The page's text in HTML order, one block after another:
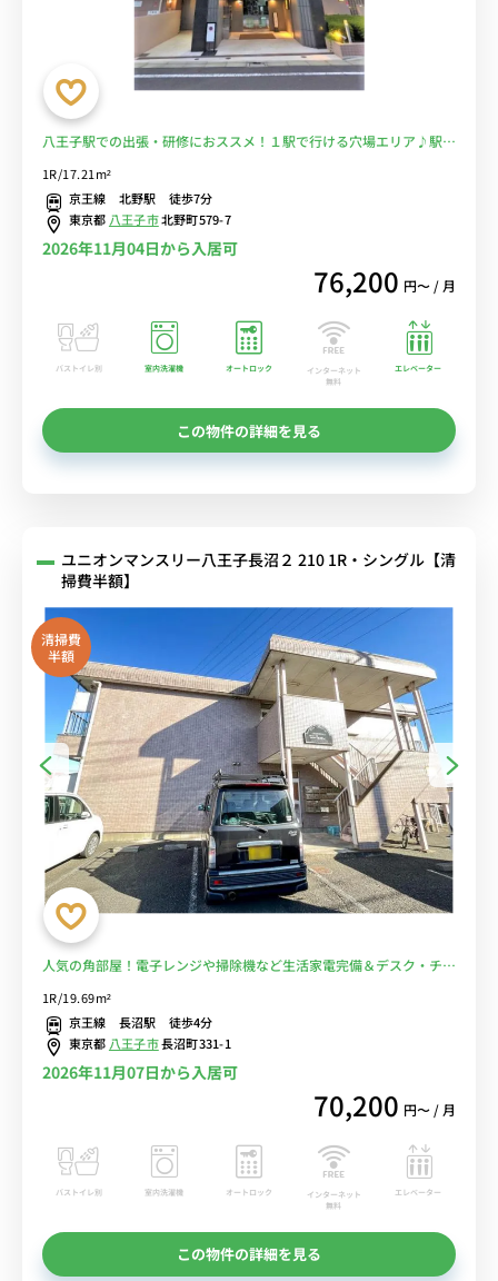
八王子駅での出張・研修におススメ！１駅で行ける穴場エリア♪駅前
1R/17.21m²
京王線 北野駅 徒歩7分
東京都 八王子市北野町579-7
2026年11月04日から入居可
76,200 円〜 / 月
バストイレ別 室内洗濯機 オートロック
インターネット
無料
エレベーター
この物件の詳細を見る
ユニオンマンスリー八王子長沼２ 210 1R・シングル【清
掃費半額】
清掃費
半額
人気の角部屋！電子レンジや掃除機など生活家電完備＆デスク・チェ
アクセス■選べるWi-Fi格安レンタル中！
1R/19.69m²
京王線 長沼駅 徒歩4分
東京都 八王子市長沼町331-1
2026年11月07日から入居可
70,200 円〜 / 月
バストイレ別 室内洗濯機 オートロック
インターネット
無料
エレベーター
この物件の詳細を見る